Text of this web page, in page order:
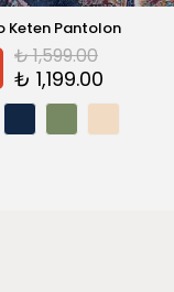
Keten Pantolon
₺ 1,599.00
₺ 1,199.00